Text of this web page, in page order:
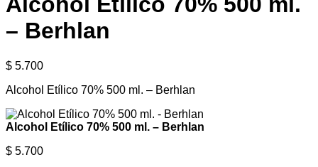
– Berhlan
$ 5.700
Alcohol Etílico 70% 500 ml. – Berhlan
Alcohol Etílico 70% 500 ml. – Berhlan
$ 5.700